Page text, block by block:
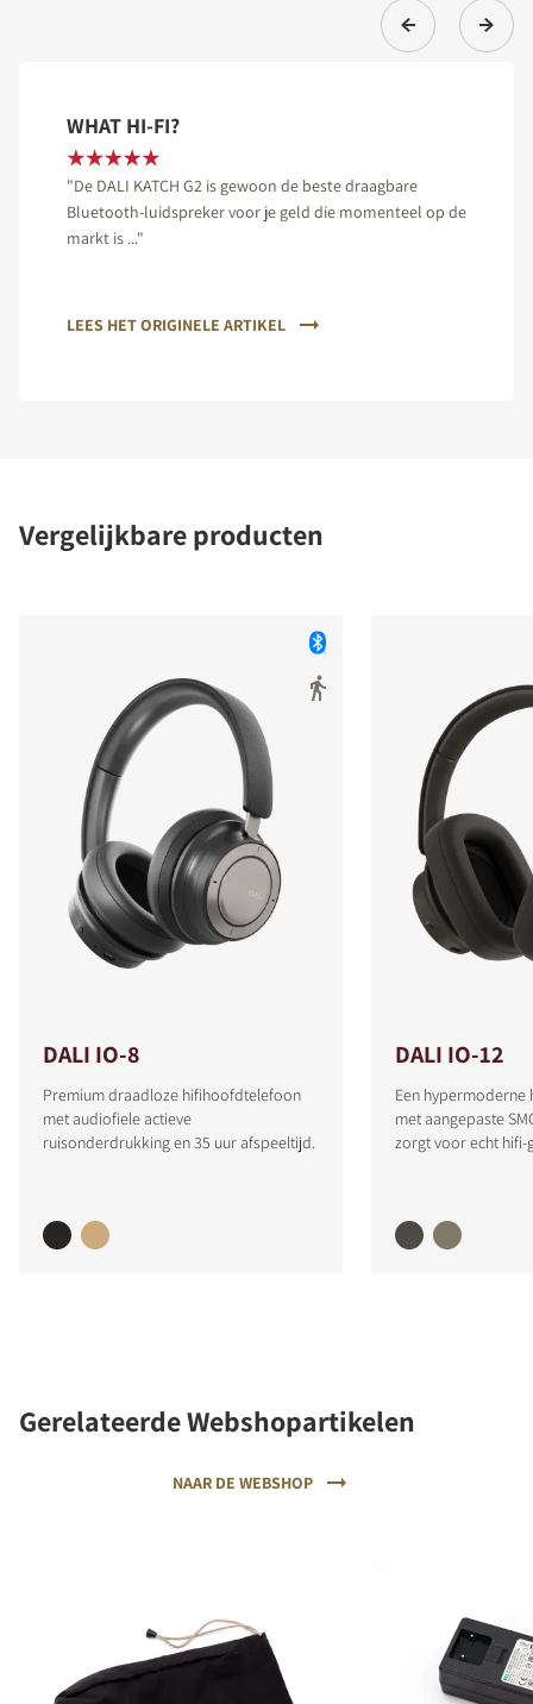
WHAT HI-FI?
"De DALI KATCH G2 is gewoon de beste draagbare
Bluetooth-luidspreker voor je geld die momenteel op de
markt is ..."
LEES HET ORIGINELE ARTIKEL
Vergelijkbare producten
DALI IO-8
Premium draadloze hifihoofdtelefoon
met audiofiele actieve
ruisonderdrukking en 35 uur afspeeltijd.
DALI IO-12
Een
met aangepaste
zorgt voor echt hifi-
Gerelateerde Webshopartikelen
NAAR DE WEBSHOP